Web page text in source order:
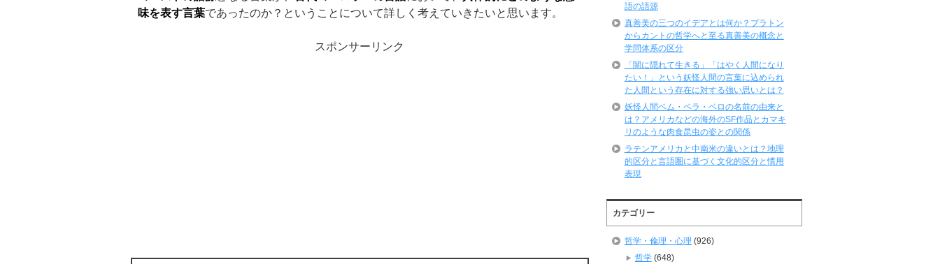
味を表す言葉であったのか？ということについて詳しく考えていきたいと思います。
スポンサーリンク
語の語源
真善美の三つのイデアとは何か？プラトン
からカントの哲学へと至る真善美の概念と
学問体系の区分
「闇に隠れて生きる」「はやく人間になり
たい！」という妖怪人間の言葉に込められ
た人間という存在に対する強い思いとは？
妖怪人間ベム・ベラ・ベロの名前の由来と
は？アメリカなどの海外のSF作品とカマキ
リのような肉食昆虫の姿との関係
ラテンアメリカと中南米の違いとは？地理
的区分と言語圏に基づく文化的区分と慣用
表現
カテゴリー
哲学・倫理・心理 (926)
哲学(648)